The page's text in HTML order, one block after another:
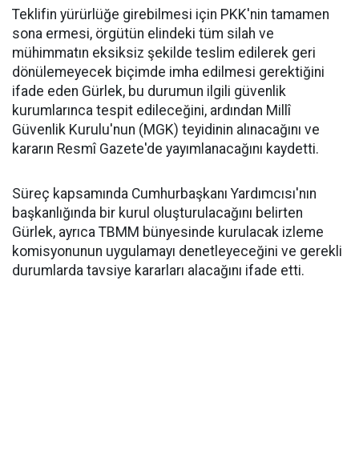
Teklifin yürürlüğe girebilmesi için PKK'nin tamamen
sona ermesi, örgütün elindeki tüm silah ve
mühimmatın eksiksiz şekilde teslim edilerek geri
dönülemeyecek biçimde imha edilmesi gerektiğini
ifade eden Gürlek, bu durumun ilgili güvenlik
kurumlarınca tespit edileceğini, ardından Millî
Güvenlik Kurulu'nun (MGK) teyidinin alınacağını ve
kararın Resmî Gazete'de yayımlanacağını kaydetti.
Süreç kapsamında Cumhurbaşkanı Yardımcısı'nın
başkanlığında bir kurul oluşturulacağını belirten
Gürlek, ayrıca TBMM bünyesinde kurulacak izleme
komisyonunun uygulamayı denetleyeceğini ve gerekli
durumlarda tavsiye kararları alacağını ifade etti.